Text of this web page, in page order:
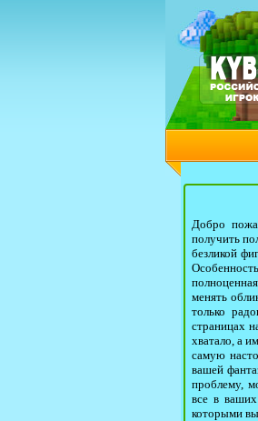
Добро
получить
безликой
менять
только
страницах
хватало, а
самую
вашей
проблему,
все в
которыми